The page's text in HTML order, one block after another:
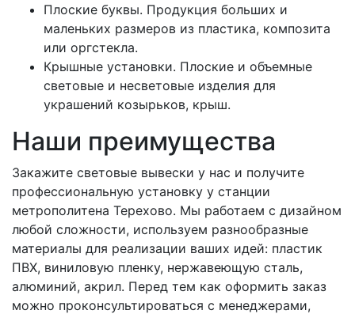
Плоские буквы. Продукция больших и
маленьких размеров из пластика, композита
или оргстекла.
Крышные установки. Плоские и объемные
световые и несветовые изделия для
украшений козырьков, крыш.
Наши преимущества
Закажите световые вывески у нас и получите
профессиональную установку у станции
метрополитена Терехово. Мы работаем с дизайном
любой сложности, используем разнообразные
материалы для реализации ваших идей: пластик
ПВХ, виниловую пленку, нержавеющую сталь,
алюминий, акрил. Перед тем как оформить заказ
можно проконсультироваться с менеджерами,